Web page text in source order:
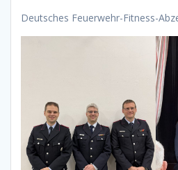
Deutsches Feuerwehr-Fitness-